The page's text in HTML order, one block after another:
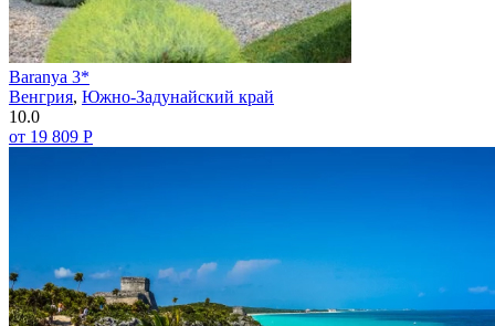
Baranya 3*
Венгрия, Южно-Задунайский край
10.0
от 19 809 Р